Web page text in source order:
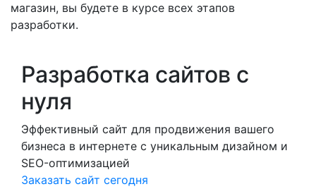
магазин, вы будете в курсе всех этапов
разработки.
Разработка сайтов с
нуля
Эффективный сайт для продвижения вашего
бизнеса в интернете с уникальным дизайном и
SEO-оптимизацией
Заказать сайт сегодня